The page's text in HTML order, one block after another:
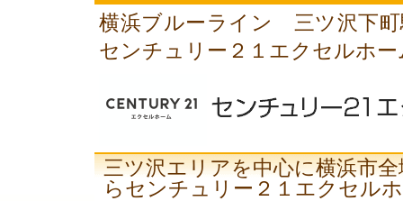
横浜ブルーライン 三ツ沢下町
センチュリー２１エクセルホー
三ツ沢エリアを中心に横浜市
らセンチュリー２１エクセル